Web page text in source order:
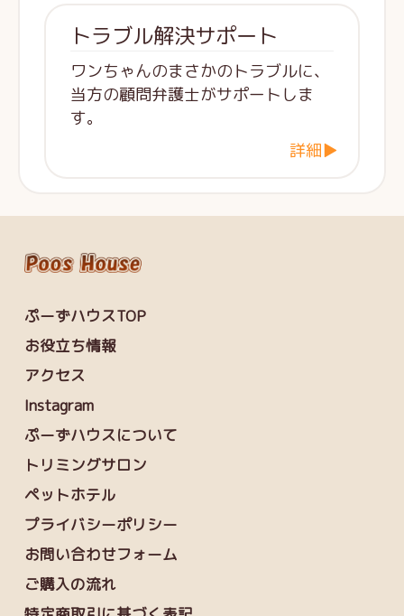
トラブル解決サポート
ワンちゃんのまさかのトラブルに、
当方の顧問弁護士がサポートしま
す。
詳細▶
ぷーずハウスTOP
お役立ち情報
アクセス
Instagram
ぷーずハウスについて
トリミングサロン
ペットホテル
プライバシーポリシー
お問い合わせフォーム
ご購入の流れ